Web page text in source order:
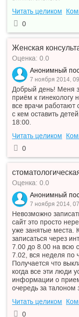
Читать целиком
0
Женская
Оценка: 0.0
Анонимный
7 ноября 2014,
Добрый день! Меня
приём к гинекологу
все врачи
с кем оставить
18:00.
Читать целиком
0
Оценка: 0.0
Анонимный
7 ноября 2014,
Невозможно
сайт это просто
уже занятые места.
записаться через
7.00 до 8.00 на всю
7.02, вся неделя по
Получается что
когда все эти люди
информации о
очередь за талоном
Читать целиком
0